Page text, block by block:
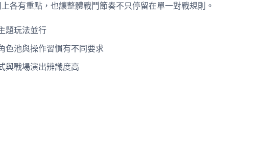
各有重點，也讓整體戰鬥節奏不只停留在單一對戰規則。
題玩法並行
色池與操作習慣有不同要求
與戰場演出辨識度高